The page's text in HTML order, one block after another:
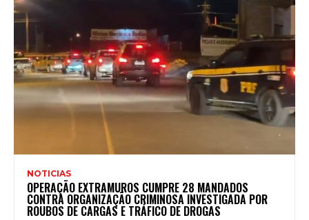
NOTICIAS
OPERAÇÃO EXTRAMUROS CUMPRE 28 MANDADOS
CONTRA ORGANIZAÇÃO CRIMINOSA INVESTIGADA POR
ROUBOS DE CARGAS E TRÁFICO DE DROGAS